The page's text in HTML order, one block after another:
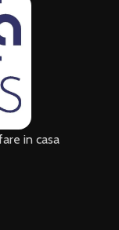
in casa